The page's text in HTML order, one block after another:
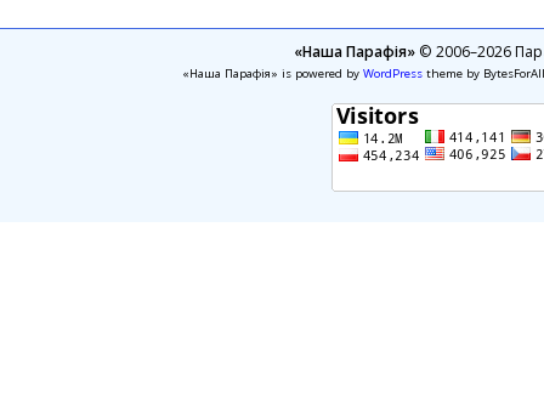
«Наша Парафія»© 2006–2026
«Наша Парафія» is powered by WordPresstheme by